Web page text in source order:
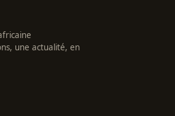
une actualité, en